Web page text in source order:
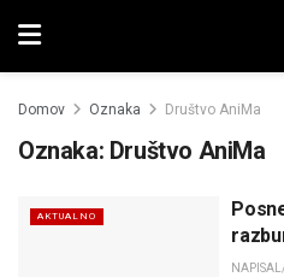
Domov Oznaka Društvo AniMa
Oznaka: Društvo AniMa
AKTUALNO